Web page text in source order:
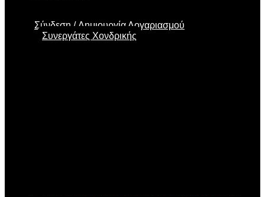
Σύνδεση
Δημιουργία Λογαριασμού
Συνεργάτες Χονδρικής